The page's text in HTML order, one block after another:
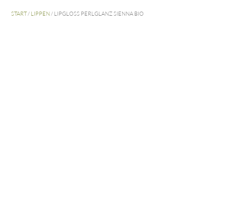
START/ LIPPEN/ LIPGLOSS PERLGLANZ SIENNA BIO